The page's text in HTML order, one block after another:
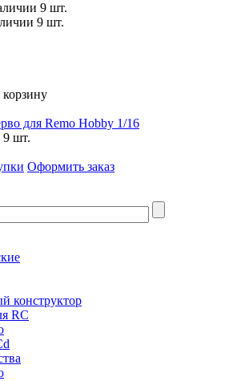
9 шт.
9 шт.
для Remo Hobby 1/16
шт.
Оформить заказ
конструктор
RC